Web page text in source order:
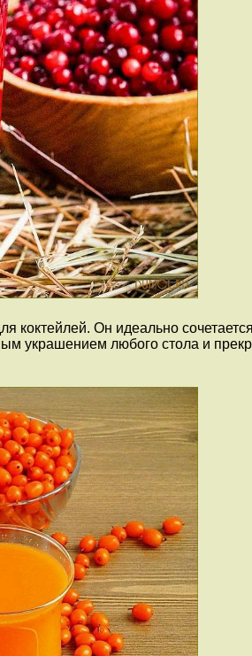
коктейлей. Он идеально
украшением любого стола и